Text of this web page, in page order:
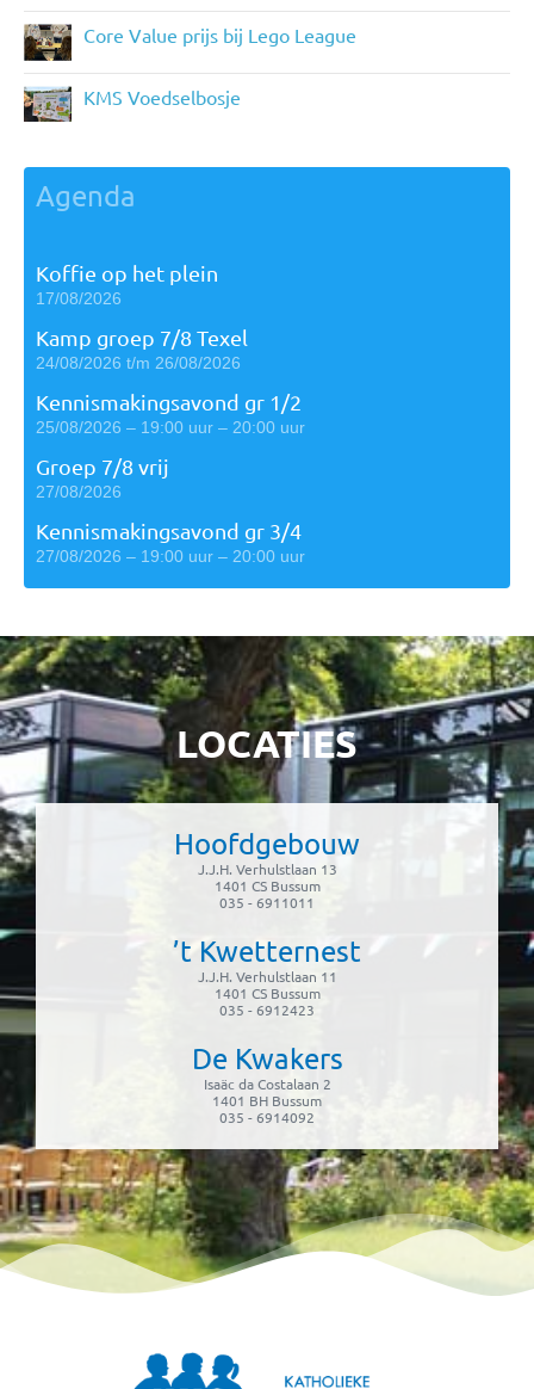
Core Value prijs bij Lego League
KMS Voedselbosje
Agenda
Koffie op het plein
17/08/2026
Kamp groep 7/8 Texel
24/08/2026 t/m 26/08/2026
Kennismakingsavond gr 1/2
25/08/2026 – 19:00 uur – 20:00 uur
Groep 7/8 vrij
27/08/2026
Kennismakingsavond gr 3/4
27/08/2026 – 19:00 uur – 20:00 uur
LOCATIES
Hoofdgebouw
J.J.H. Verhulstlaan 13
1401 CS Bussum
035 - 6911011
’t Kwetternest
J.J.H. Verhulstlaan 11
1401 CS Bussum
035 - 6912423
De Kwakers
Isaäc da Costalaan 2
1401 BH Bussum
035 - 6914092